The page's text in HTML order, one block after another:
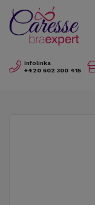
Infolinka
+420 602 300 415